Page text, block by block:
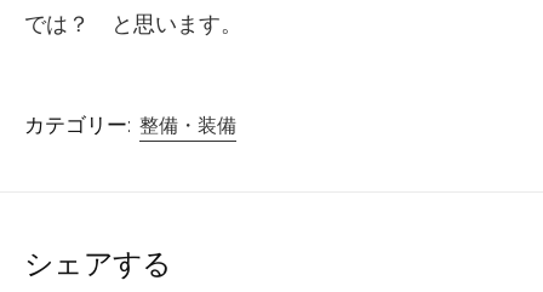
では？ と思います。
カテゴリー: 整備・装備
シェアする